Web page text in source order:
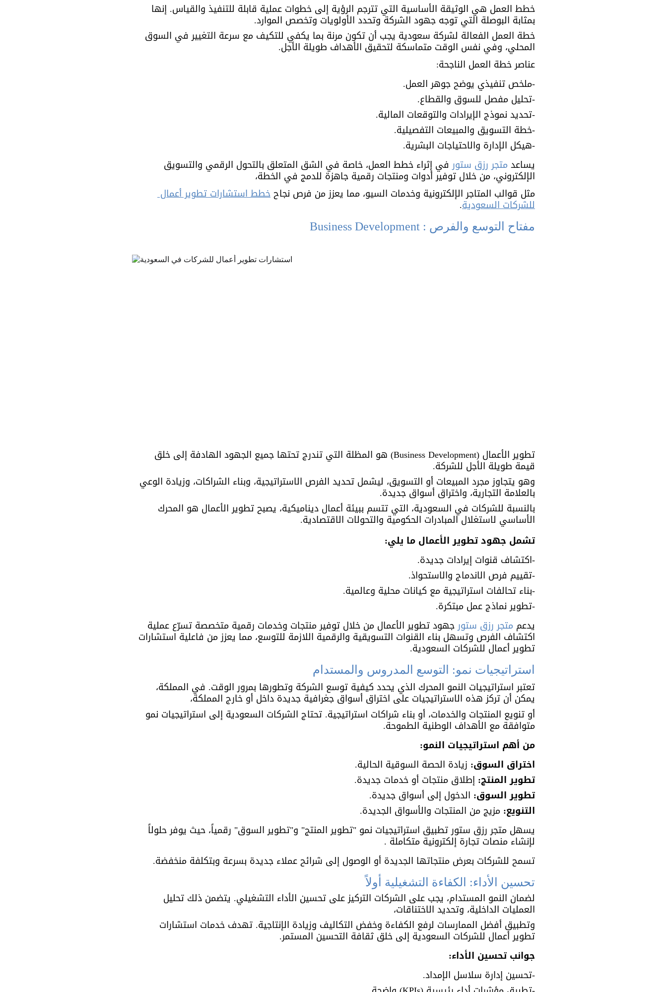
خطط العمل هي الوثيقة الأساسية التي تترجم الرؤية إلى خطوات عملية قابلة للتنفيذ والقياس. إنها
بمثابة البوصلة التي توجه جهود الشركة وتحدد الأولويات وتخصص الموارد.
خطة العمل الفعالة لشركة سعودية يجب أن تكون مرنة بما يكفي للتكيف مع سرعة التغيير في السوق
المحلي، وفي نفس الوقت متماسكة لتحقيق الأهداف طويلة الأجل.
عناصر خطة العمل الناجحة:
-ملخص تنفيذي يوضح جوهر العمل.
-تحليل مفصل للسوق والقطاع.
-تحديد نموذج الإيرادات والتوقعات المالية.
-خطة التسويق والمبيعات التفصيلية.
-هيكل الإدارة والاحتياجات البشرية.
يساعد متجر رزق ستور في إثراء خطط العمل، خاصة في الشق المتعلق بالتحول الرقمي والتسويق
الإلكتروني، من خلال توفير أدوات ومنتجات رقمية جاهزة للدمج في الخطة،
مثل قوالب المتاجر الإلكترونية وخدمات السيو، مما يعزز من فرص نجاح خطط استشارات تطوير أعمال
للشركات السعودية.
مفتاح التوسع والفرص : Business Development
تطوير الأعمال (Business Development) هو المظلة التي تندرج تحتها جميع الجهود الهادفة إلى خلق
قيمة طويلة الأجل للشركة.
وهو يتجاوز مجرد المبيعات أو التسويق، ليشمل تحديد الفرص الاستراتيجية، وبناء الشراكات، وزيادة الوعي
بالعلامة التجارية، واختراق أسواق جديدة.
بالنسبة للشركات في السعودية، التي تتسم ببيئة أعمال ديناميكية، يصبح تطوير الأعمال هو المحرك
الأساسي لاستغلال المبادرات الحكومية والتحولات الاقتصادية.
تشمل جهود تطوير الأعمال ما يلي:
-اكتشاف قنوات إيرادات جديدة.
-تقييم فرص الاندماج والاستحواذ.
-بناء تحالفات استراتيجية مع كيانات محلية وعالمية.
-تطوير نماذج عمل مبتكرة.
يدعم متجر رزق ستور جهود تطوير الأعمال من خلال توفير منتجات وخدمات رقمية متخصصة تسرّع عملية
اكتشاف الفرص وتسهل بناء القنوات التسويقية والرقمية اللازمة للتوسع، مما يعزز من فاعلية استشارات
تطوير أعمال للشركات السعودية.
استراتيجيات نمو: التوسع المدروس والمستدام
تعتبر استراتيجيات النمو المحرك الذي يحدد كيفية توسع الشركة وتطورها بمرور الوقت. في المملكة،
يمكن أن تركز هذه الاستراتيجيات على اختراق أسواق جغرافية جديدة داخل أو خارج المملكة،
أو تنويع المنتجات والخدمات، أو بناء شراكات استراتيجية. تحتاج الشركات السعودية إلى استراتيجيات نمو
متوافقة مع الأهداف الوطنية الطموحة.
من أهم استراتيجيات النمو:
اختراق السوق: زيادة الحصة السوقية الحالية.
تطوير المنتج: إطلاق منتجات أو خدمات جديدة.
تطوير السوق: الدخول إلى أسواق جديدة.
التنويع: مزيج من المنتجات والأسواق الجديدة.
يسهل متجر رزق ستور تطبيق استراتيجيات نمو "تطوير المنتج" و"تطوير السوق" رقمياً، حيث يوفر حلولاً
لإنشاء منصات تجارة إلكترونية متكاملة .
تسمح للشركات بعرض منتجاتها الجديدة أو الوصول إلى شرائح عملاء جديدة بسرعة وبتكلفة منخفضة.
تحسين الأداء: الكفاءة التشغيلية أولاً
لضمان النمو المستدام، يجب على الشركات التركيز على تحسين الأداء التشغيلي. يتضمن ذلك تحليل
العمليات الداخلية، وتحديد الاختناقات،
وتطبيق أفضل الممارسات لرفع الكفاءة وخفض التكاليف وزيادة الإنتاجية. تهدف خدمات استشارات
تطوير أعمال للشركات السعودية إلى خلق ثقافة التحسين المستمر.
جوانب تحسين الأداء:
-تحسين إدارة سلاسل الإمداد.